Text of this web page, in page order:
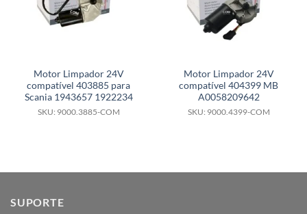
Motor Limpador 24V
compatível 403885 para
Scania 1943657 1922234
SKU: 9000.3885-COM
Motor Limpador 24V
compatível 404399 MB
A0058209642
SKU: 9000.4399-COM
SUPORTE